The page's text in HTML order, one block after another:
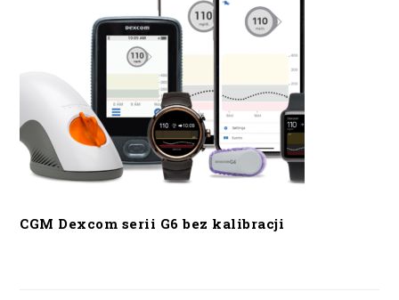
CGM Dexcom serii G6 bez kalibracji